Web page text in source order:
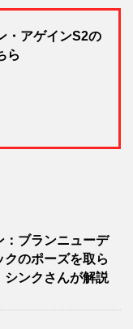
・アゲインS2の
ら
：ブランニューデ
のポーズを取ら
シンクさんが解説